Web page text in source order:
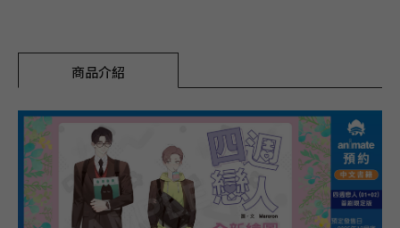
商品介紹